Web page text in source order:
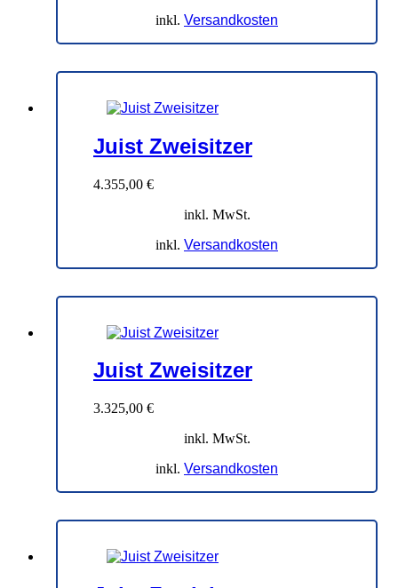
inkl. Versandkosten
Juist Zweisitzer
4.355,00 €
inkl. MwSt.
inkl. Versandkosten
Juist Zweisitzer
3.325,00 €
inkl. MwSt.
inkl. Versandkosten